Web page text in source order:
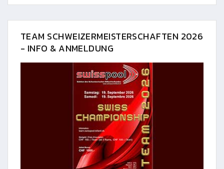
TEAM SCHWEIZERMEISTERSCHAFTEN 2026
- INFO & ANMELDUNG